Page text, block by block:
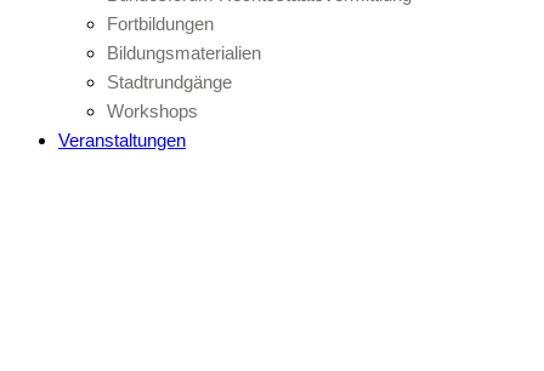
Fortbildungen
Bildungsmaterialien
Stadtrundgänge
Workshops
Veranstaltungen